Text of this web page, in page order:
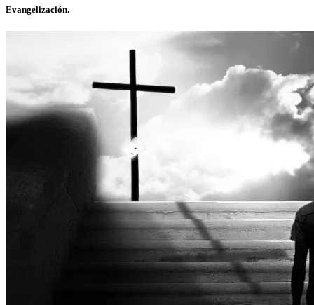
Evangelización.